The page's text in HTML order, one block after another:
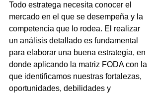
Todo estratega necesita conocer el
mercado en el que se desempeña y la
competencia que lo rodea. El realizar
un análisis detallado es fundamental
para elaborar una buena estrategia, en
donde aplicando la matriz FODA con la
que identificamos nuestras fortalezas,
oportunidades, debilidades y